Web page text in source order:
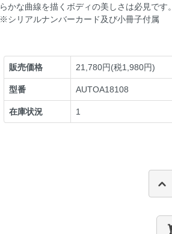
らかな曲線を描くボディの美しさは必見です。
※シリアルナンバーカード及び小冊子付属
販売価格 21,780円(税1,980円)
型番 AUTOA18108
在庫状況 1